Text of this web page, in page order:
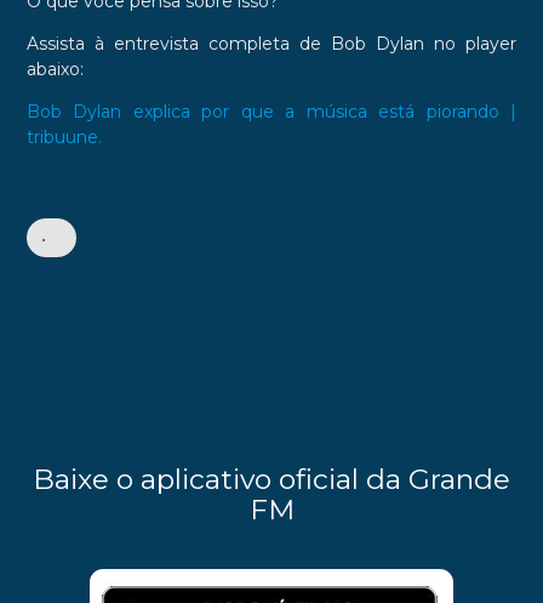
Assista à entrevista completa de Bob Dylan no player
abaixo:
Bob Dylan explica por que a música está piorando |
tribuune.
•
Baixe o aplicativo oficial da Grande
FM